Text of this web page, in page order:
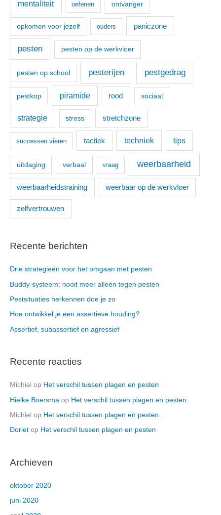
mentaliteit oefenen ontvanger
opkomen voor jezelf ouders paniczone
pesten pesten op de werkvloer
pesten op school pesterijen pestgedrag
pestkop piramide rood sociaal
strategie stress stretchzone
successen vieren tactiek techniek tips
uitdaging verbaal vraag weerbaarheid
weerbaarheidstraining weerbaar op de werkvloer
zelfvertrouwen
Recente berichten
Drie strategieën voor het omgaan met pesten
Buddy-systeem: nooit meer alleen tegen pesten
Pestsituaties herkennen doe je zo
Hoe ontwikkel je een assertieve houding?
Assertief, subassertief en agressief
Recente reacties
Michiel op Het verschil tussen plagen en pesten
Hielke Boersma op Het verschil tussen plagen en pesten
Michiel op Het verschil tussen plagen en pesten
Doriet op Het verschil tussen plagen en pesten
Archieven
oktober 2020
juni 2020